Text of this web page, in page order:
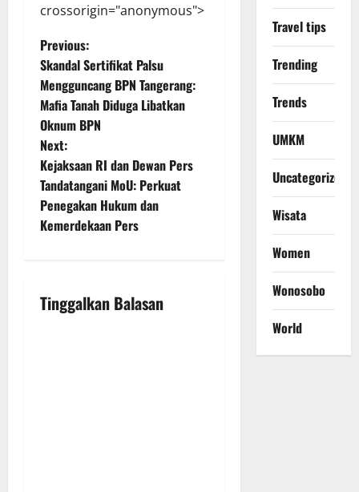
crossorigin="anonymous">
P
o
s
t
n
a
g
Previous:
Skandal Sertifikat Palsu
Mengguncang BPN Tangerang:
Mafia Tanah Diduga Libatkan
Oknum BPN
Next:
Kejaksaan RI dan Dewan Pers
Tandatangani MoU: Perkuat
Penegakan Hukum dan
Kemerdekaan Pers
Tinggalkan Balasan
Travel tips
Trending
Trends
UMKM
Uncategorized
Wisata
Women
Wonosobo
World